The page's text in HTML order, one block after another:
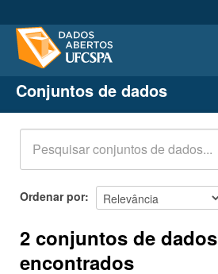
Conjuntos de dados
Organizações
Grupos
Sobre
Conjuntos de dados
Ordenar por
2 conjuntos de dados
encontrados